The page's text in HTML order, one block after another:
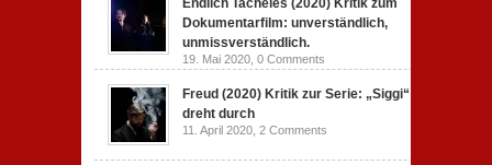
Endlich Tacheles (2020) Kritik zum
Dokumentarfilm: unverständlich,
unmissverständlich.
19. Mai 2020, 0 Comments
Freud (2020) Kritik zur Serie: „Siggi“
dreht durch
11. April 2020, 2 Comments